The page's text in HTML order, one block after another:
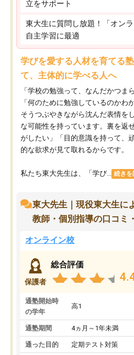
立をサポート
東大生に質問し放題！「オン
自主学習に最適
学びを愛する人材を育てる
て、主体的に学べる人へ
「学校の勉強って、なんだかつま
「何のために勉強しているのかわ
そうつぶやきながら沈んだ表情を
な可能性を持っています。裏を返
がしたい」「目的意識を持って、
的な欲求が見て取れるからです。
私たち東大先生は、「学び... 続きを
東大先生｜現役東大生に
教師・個別指導の口コミ
オンライン校
保護者
総合評価
通塾開始時
の学年
高1
通塾期間 4ヵ月～1年未満
通った目的 定期テスト対策